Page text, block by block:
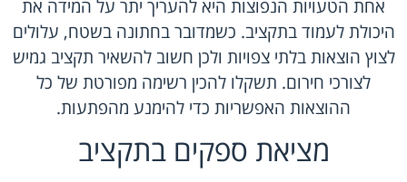
אחת הטעויות הנפוצות היא להעריך יתר על המידה את
היכולת לעמוד בתקציב. כשמדובר בחתונה בשטח, עלולים
לצוץ הוצאות בלתי צפויות ולכן חשוב להשאיר תקציב גמיש
לצורכי חירום. תשקלו להכין רשימה מפורטת של כל
ההוצאות האפשריות כדי להימנע מהפתעות.
מציאת ספקים בתקציב